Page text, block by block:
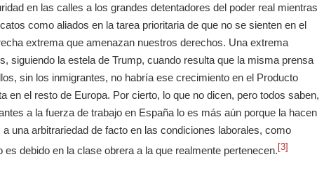
en las calles a los grandes detentadores del poder real mientras
como aliados en la tarea prioritaria de que no se sienten en el
extrema que amenazan nuestros derechos. Una extrema
siguiendo la estela de Trump, cuando resulta que la misma prensa
sin los inmigrantes, no habría ese crecimiento en el Producto
en el resto de Europa. Por cierto, lo que no dicen, pero todos saben,
a la fuerza de trabajo en España lo es más aún porque la hacen
una arbitrariedad de facto en las condiciones laborales, como
debido en la clase obrera a la que realmente pertenecen. [3]